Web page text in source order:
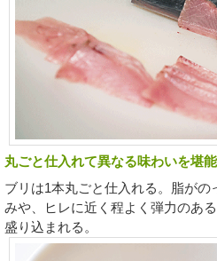
丸ごと仕入れて異なる味わいを堪能
ブリは1本丸ごと仕入れる。脂が
みや、ヒレに近く程よく弾力のあ
盛り込まれる。